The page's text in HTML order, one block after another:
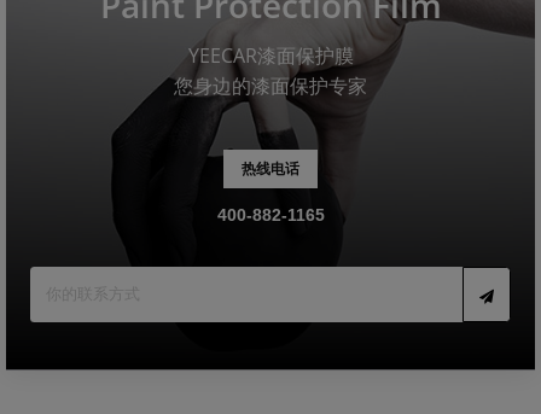
YEECAR漆面保护膜
您身边的漆面保护专家
热线电话
400-882-1165